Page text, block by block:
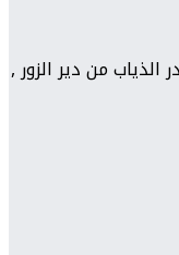
من دير الزور ,